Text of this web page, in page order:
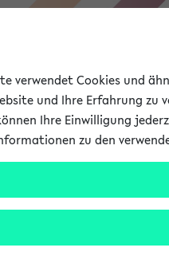
Forschung
Sie möchten auf
verwendet Cookies und
und Ihre Erfahrung zu
Ihre Einwilligung
zu den